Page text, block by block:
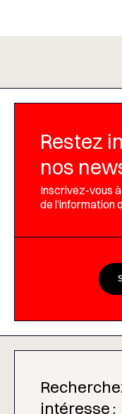
Restez
nos
Inscrivez-vous
de l’information
intéresse :